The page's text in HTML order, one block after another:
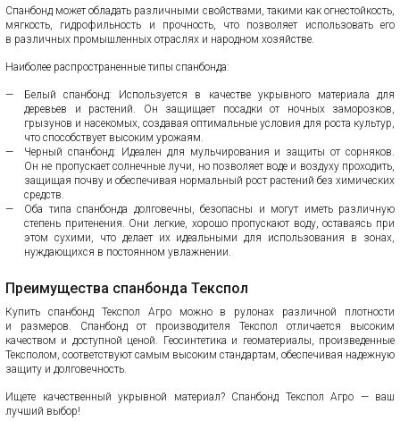
Спанбонд может обладать различными свойствами, такими как огнестойкость,
мягкость, гидрофильность и прочность, что позволяет использовать его
в различных промышленных отраслях и народном хозяйстве.
Наиболее распространенные типы спанбонда:
Белый спанбонд: Используется в качестве укрывного материала для
деревьев и растений. Он защищает посадки от ночных заморозков,
грызунов и насекомых, создавая оптимальные условия для роста культур,
что способствует высоким урожаям.
Черный спанбонд: Идеален для мульчирования и защиты от сорняков.
Он не пропускает солнечные лучи, но позволяет воде и воздуху проходить,
защищая почву и обеспечивая нормальный рост растений без химических
средств.
Оба типа спанбонда долговечны, безопасны и могут иметь различную
степень притенения. Они легкие, хорошо пропускают воду, оставаясь при
этом сухими, что делает их идеальными для использования в зонах,
нуждающихся в постоянном увлажнении.
Преимущества спанбонда Текспол
Купить спанбонд Текспол Агро можно в рулонах различной плотности
и размеров. Спанбонд от производителя Текспол отличается высоким
качеством и доступной ценой. Геосинтетика и геоматериалы, произведенные
Тексполом, соответствуют самым высоким стандартам, обеспечивая надежную
защиту и долговечность.
Ищете качественный укрывной материал? Спанбонд Текспол Агро — ваш
лучший выбор!